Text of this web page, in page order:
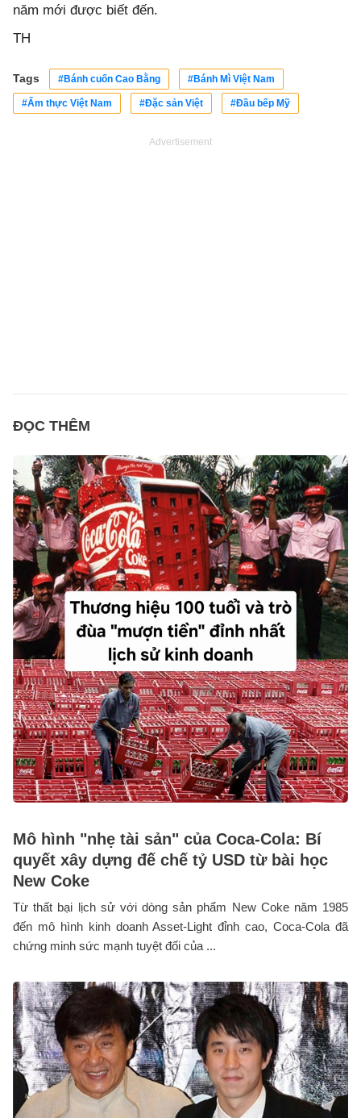
năm mới được biết đến.
TH
Tags #Bánh cuốn Cao Bằng #Bánh Mì Việt Nam
#Ẩm thực Việt Nam #Đặc sản Việt #Đầu bếp Mỹ
Advertisement
ĐỌC THÊM
Mô hình "nhẹ tài sản" của Coca-Cola: Bí
quyết xây dựng đế chế tỷ USD từ bài học
New Coke
Từ thất bại lịch sử với dòng sản phẩm New Coke năm 1985
đến mô hình kinh doanh Asset-Light đỉnh cao, Coca-Cola đã
chứng minh sức mạnh tuyệt đối của ...